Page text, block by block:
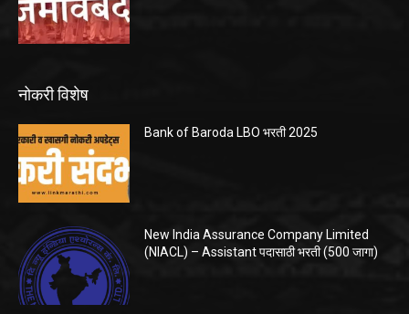
नोकरी विशेष
Bank of Baroda LBO भरती 2025
New India Assurance Company Limited
(NIACL) – Assistant पदासाठी भरती (500 जागा)